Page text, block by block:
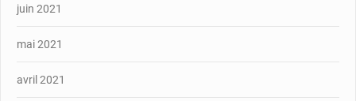
juin 2021
mai 2021
avril 2021